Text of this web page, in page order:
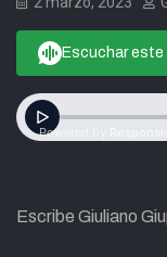
Escuchar
Escribe Giuliano